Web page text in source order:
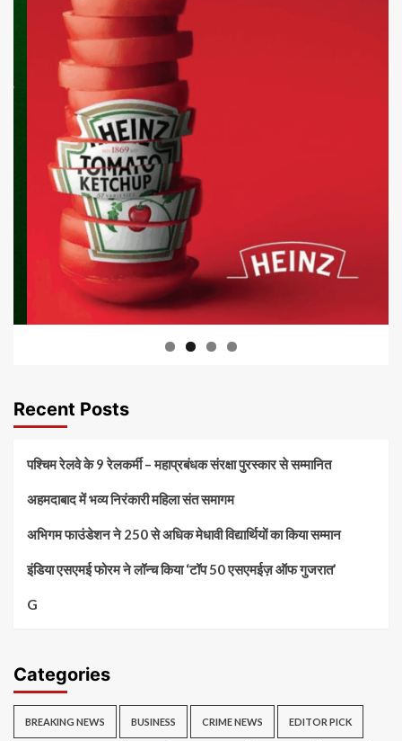
Recent Posts
पश्चिम रेलवे के 9 रेलकर्मी – महाप्रबंधक संरक्षा पुरस्कार से सम्मानित
अहमदाबाद में भव्य निरंकारी महिला संत समागम
अभिगम फाउंडेशन ने 250 से अधिक मेधावी विद्यार्थियों का किया सम्मान
इंडिया एसएमई फोरम ने लॉन्च किया ‘टॉप 50 एसएमईज़ ऑफ गुजरात’
G
Categories
BREAKING NEWS BUSINESS CRIME NEWS EDITOR PICK